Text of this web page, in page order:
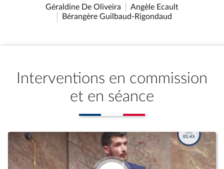
Géraldine De Oliveira
Angèle Ecault
Bérangère Guilbaud-Rigondaud
Interventions en commission
et en séance